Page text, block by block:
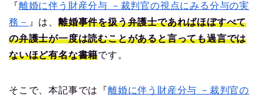
『離婚に伴う財産分与 －裁判官の視点にみる分与の実
務－ 』は、離婚事件を扱う弁護士であればほぼすべて
の弁護士が一度は読むことがあると言っても過言では
ないほど有名な書籍です。
そこで、本記事では『離婚に伴う財産分与 －裁判官の